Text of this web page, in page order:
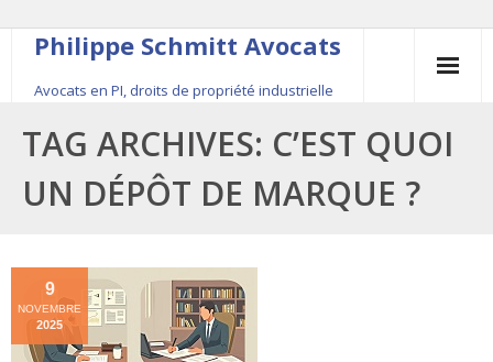
Philippe Schmitt Avocats
Avocats en PI, droits de propriété industrielle
45, rue Saint-Anne, 75001 Paris, +33 (0)1 84 16 35
54
Contact
Le fondateur
Publications
TAG ARCHIVES: C’EST QUOI
UN DÉPÔT DE MARQUE ?
9
NOVEMBRE
2025